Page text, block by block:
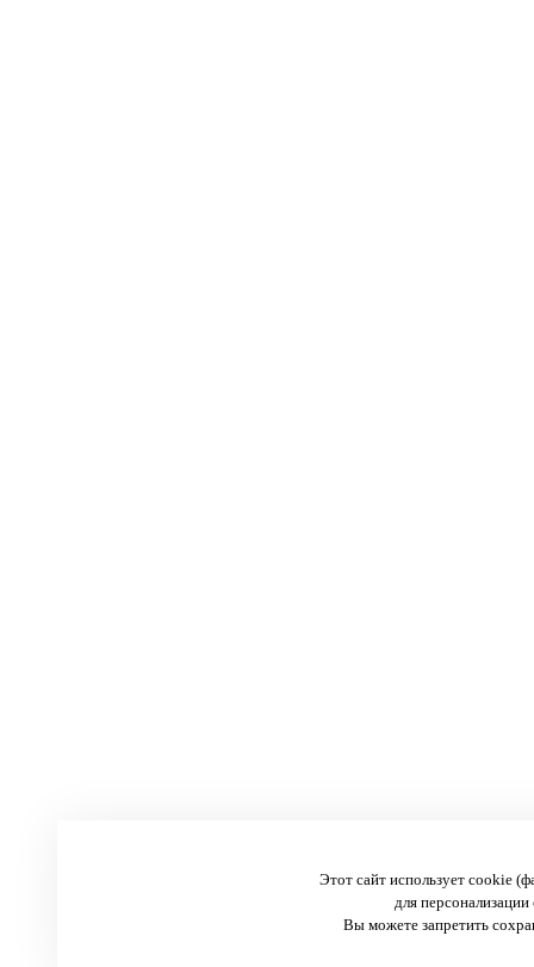
Этот сайт использует cookie
для персонализации
Вы можете запретить